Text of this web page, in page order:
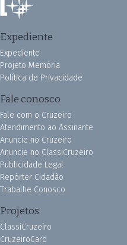
Expediente
Expediente
Projeto Memória
Política de Privacidade
Fale conosco
Fale com o Cruzeiro
Atendimento ao Assinante
Anuncie no Cruzeiro
Anuncie no ClassiCruzeiro
Publicidade Legal
Repórter Cidadão
Trabalhe Conosco
Projetos
ClassiCruzeiro
CruzeiroCard